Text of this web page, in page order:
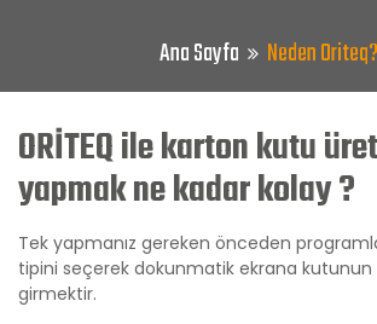
Ana Sayfa Neden Oriteq?
ORİTEQ ile karton kutu
yapmak ne kadar kolay ?
Tek yapmanız gereken önceden
tipini seçerek dokunmatik ekrana kutunun
girmektir.